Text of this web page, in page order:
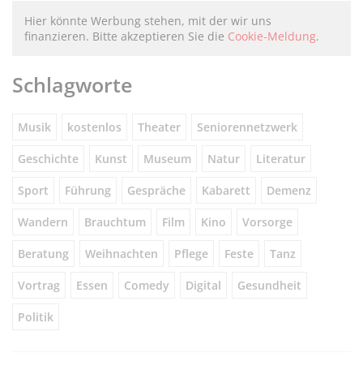
Hier könnte Werbung stehen, mit der wir uns
finanzieren. Bitte akzeptieren Sie die Cookie-Meldung.
Schlagworte
Musik kostenlos Theater Seniorennetzwerk
Geschichte Kunst Museum Natur Literatur
Sport Führung Gespräche Kabarett Demenz
Wandern Brauchtum Film Kino Vorsorge
Beratung Weihnachten Pflege Feste Tanz
Vortrag Essen Comedy Digital Gesundheit
Politik